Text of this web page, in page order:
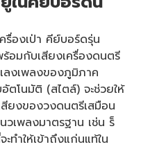
รื่องเป่า คีย์บอร์ดรุ่น
อมกับเสียงเครื่องดนตรี
ลงเพลงของภูมิภาค
ตโนมัติ (สไตล์) จะช่วยให้
ยงของวงดนตรีเสมือน
วเพลงมาตรฐาน เช่น ร็
ทำให้เข้าถึงแก่นแท้ใน